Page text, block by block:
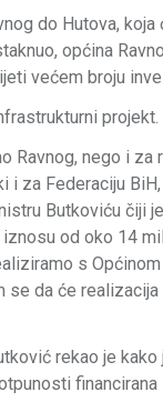
do Hutova,
općina
većem broju
projekt.
Ravnog, nego i za
i za Federaciju
Butkoviću čiji
od oko 14
s
se da će
rekao je kako